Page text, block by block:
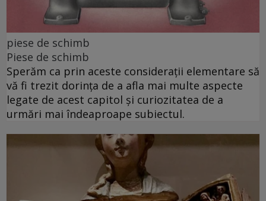
piese de schimb
Piese de schimb
Sperăm ca prin aceste considerații elementare să
vă fi trezit dorința de a afla mai multe aspecte
legate de acest capitol și curiozitatea de a
urmări mai îndeaproape subiectul.